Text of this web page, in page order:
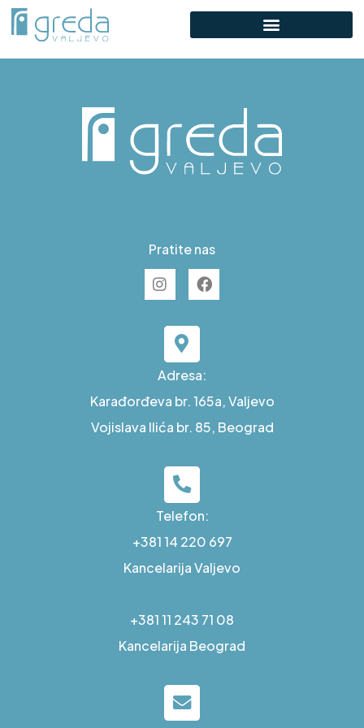
C S77
Pratite nas
Adresa:
Karađorđeva br. 165a, Valjevo
Vojislava Ilića br. 85, Beograd
Telefon:
+381 14 220 697
Kancelarija Valjevo
+381 11 243 71 08
Kancelarija Beograd